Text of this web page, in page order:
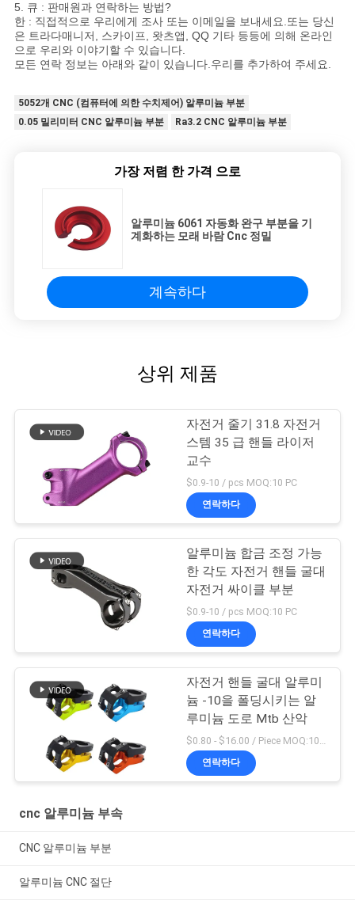
5. 큐 : 판매원과 연락하는 방법?
한 : 직접적으로 우리에게 조사 또는 이메일을 보내세요.또는 당신
은 트라다매니저, 스카이프, 왓츠앱, QQ 기타 등등에 의해 온라인
으로 우리와 이야기할 수 있습니다.
모든 연락 정보는 아래와 같이 있습니다.우리를 추가하여 주세요.
5052개 CNC (컴퓨터에 의한 수치제어) 알루미늄 부분
0.05 밀리미터 CNC 알루미늄 부분
Ra3.2 CNC 알루미늄 부분
가장 저렴 한 가격 으로
알루미늄 6061 자동화 완구 부분을 기
계화하는 모래 바람 Cnc 정밀
계속하다
상위 제품
자전거 줄기 31.8 자전거
스템 35 급 핸들 라이저
교수
$0.9-10 / pcs MOQ:10 PC
연락하다
알루미늄 합금 조정 가능
한 각도 자전거 핸들 굴대
자전거 싸이클 부분
$0.9-10 / pcs MOQ:10 PC
연락하다
자전거 핸들 굴대 알루미
늄 -10을 폴딩시키는 알
루미늄 도로 Mtb 산악
연락하다
cnc 알루미늄 부속
CNC 알루미늄 부분
알루미늄 CNC 절단